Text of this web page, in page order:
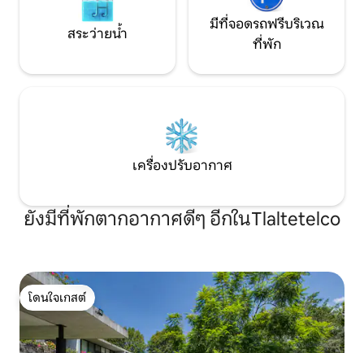
สระว่ายน้ำ
มีที่จอดรถฟรีบริเวณ
ที่พัก
เครื่องปรับอากาศ
ยังมีที่พักตากอากาศดีๆ อีกในTlaltetelco
โดนใจเกสต์
โดนใจเกสต์